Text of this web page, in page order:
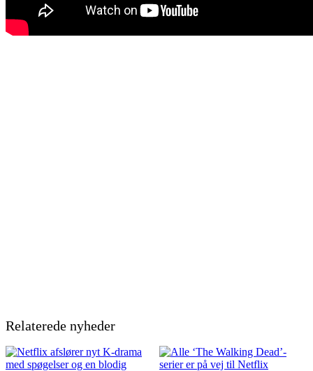
Relaterede nyheder